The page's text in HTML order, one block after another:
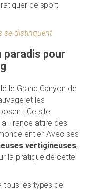
ce sport
se distinguent
paradis pour
le Grand Canyon de
et les
Ce site
France attire des
entier. Avec ses
vertigineuses,
la pratique de cette
tous les types de